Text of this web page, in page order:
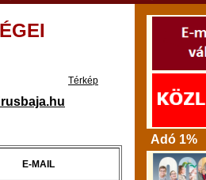
Térkép
E-MAIL
Adó 1%